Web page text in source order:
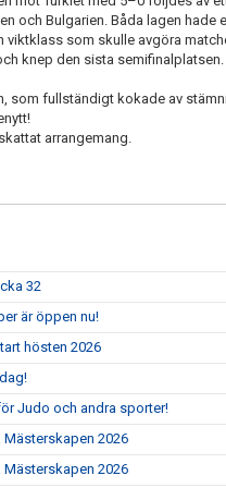
och Bulgarien. Båda lagen
viktklass som skulle avgöra
knep den sista semifinalplatsen.
som fullständigt kokade av
arrangemang.
32
är öppen nu!
hösten 2026
Judo och andra sporter!
2026
2026